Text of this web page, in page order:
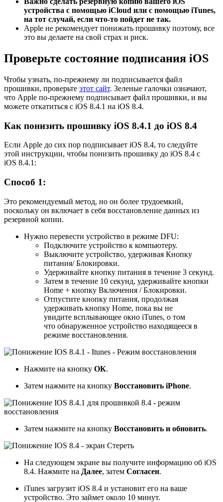
устройства с помощью iCloud или с помощью iTunes,
на тот случай, если что-то пойдет не так.
Apple не рекомендует понижать прошивку поэтому, все
это вы делаете на свой страх и риск.
Проверьте состояние подписания iOS
Чтобы узнать, по-прежнему ли подписывается файл
прошивки, проверьте этот сайт. Зеленые галочки означают,
что Apple по-прежнему подписывает файл прошивки, и вы
можете откатиться с iOS 8.4.1 на iOS 8.4.
Как понизить прошивку iOS 8.4.1 до iOS 8.4
Если Apple до сих пор подписывает iOS 8.4, то следуйте
этой инструкции, чтобы понизить прошивку до iOS 8.4 с
iOS 8.4.1:
Способ 1:
Это рекомендуемый метод, но он более трудоемкий,
поскольку он включает в себя восстановление данных из
резервной копии.
Нужно перевести устройство в режиме DFU:
Подключите устройство к компьютеру.
Выключите устройство, удерживая Кнопку
питания/ Блокировки.
Удерживайте кнопку питания в течение 3 секунд.
Затем в течение 10 секунд, удерживайте кнопки
Home + кнопку Включения / Блокировки.
Отпустите кнопку питания, продолжая
удерживать кнопку Home, пока вы не
увидите всплывающее окно iTunes, о том
что обнаруженное устройство находящееся в
режиме восстановления.
Нажмите на кнопку ОК.
Затем нажмите на кнопку Восстановить iPhone.
Затем нажмите на кнопку Восстановить и обновить.
На следующем экране вы получите информацию об iOS
8.4. Нажмите на Далее, затем Согласен.
iTunes загрузит iOS 8.4 и установит его на ваше
устройство. Это займет около 10 минут.